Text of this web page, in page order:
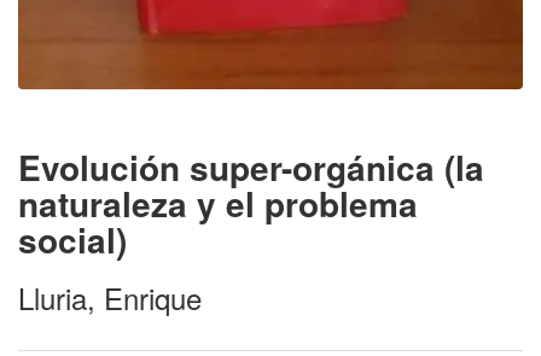
Evolución super-orgánica (la
naturaleza y el problema
social)
Lluria, Enrique